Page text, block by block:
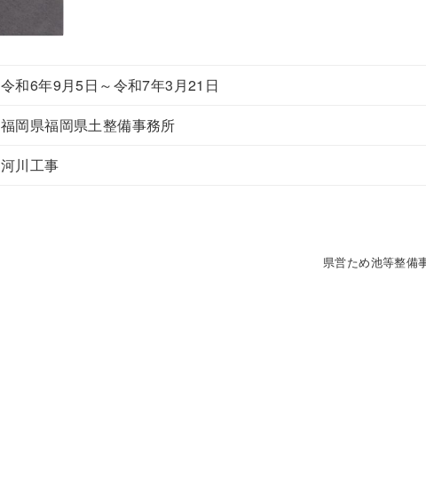
令和6年9月5日～令和7年3月21日
福岡県福岡県土整備事務所
河川工事
県営ため池等整